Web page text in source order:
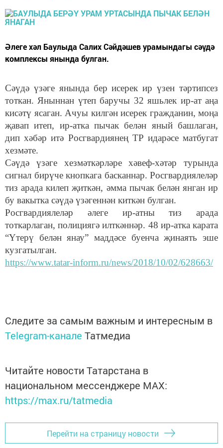
Әлеге хәл Баулыда Салих Сәйдәшев урамындагы сәүдә
комплексы янында булган.
Сәүдә үзәге янында бер исерек ир үзен тәртипсез
тоткан. Яныннан үтеп баручы 32 яшьлек ир-ат аңа
кисәтү ясаган. Ачуы килгән исерек гражданин, моңа
җавап итеп, ир-атка пычак белән яный башлаган,
дип хәбәр итә Росгвардиянең ТР идарәсе матбугат
хезмәте.
Сәүдә үзәге хезмәткәрләре хәвеф-хәтәр турында
сигнал бирүче кнопкага басканнар. Росгвардиялеләр
тиз арада килеп җиткән, әмма пычак белән янган ир
бу вакытка сәүдә үзәгеннән киткән булган.
Росгвардиялеләр әлеге ир-атны тиз арада
тоткарлаган, полициягә илткәннәр. 48 ир-атка карата
“Үтерү белән янау” маддәсе буенча җинаять эше
кузгатылган.
https://www.tatar-inform.ru/news/2018/10/02/628663/
Следите за самым важным и интересным в
Telegram-канале Татмедиа
Читайте новости Татарстана в
национальном мессенджере MАХ:
https://max.ru/tatmedia
Перейти на страницу новости